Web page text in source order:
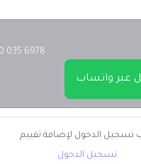
035 6978
عبر واتساب
تسجيل الدخول لإضافة تقييم
تسجيل الدخول